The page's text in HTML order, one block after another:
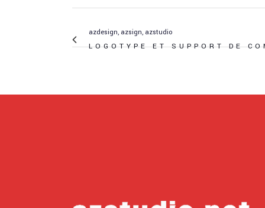
azdesign, azsign, azstudio
LOGOTYPE ET SUPPORT DE